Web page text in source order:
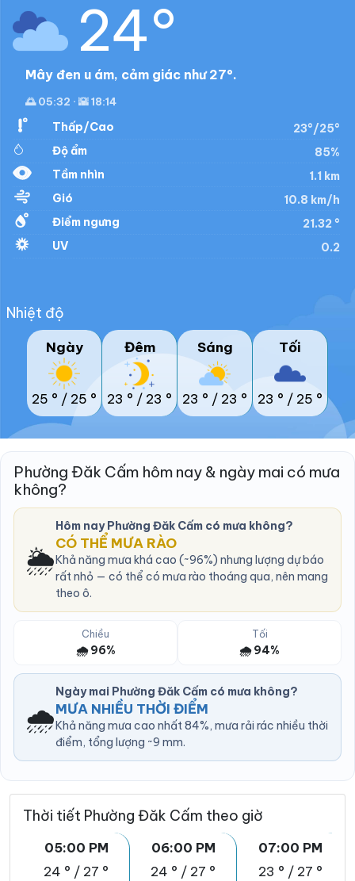
24°
Mây đen u ám, cảm giác như 27°.
🌅 05:32 · 🌇 18:14
Thấp/Cao
23°/25°
Độ ẩm
85%
Tầm nhìn
1.1 km
Gió
10.8 km/h
Điểm ngưng
21.32 °
UV
0.2
Nhiệt độ
Ngày
25 ° / 25 °
Đêm
23 ° / 23 °
Sáng
23 ° / 23 °
Tối
23 ° / 25 °
Phường Đăk Cấm hôm nay & ngày mai có mưa
không?
🌦️
Hôm nay Phường Đăk Cấm có mưa không?
CÓ THỂ MƯA RÀO
Khả năng mưa khá cao (~96%) nhưng lượng dự báo
rất nhỏ — có thể có mưa rào thoáng qua, nên mang
theo ô.
Chiều
🌧️ 96%
Tối
🌧️ 94%
🌧️
Ngày mai Phường Đăk Cấm có mưa không?
MƯA NHIỀU THỜI ĐIỂM
Khả năng mưa cao nhất 84%, mưa rải rác nhiều thời
điểm, tổng lượng ~9 mm.
Thời tiết Phường Đăk Cấm theo giờ
05:00 PM
24 ° / 27 °
06:00 PM
24 ° / 27 °
07:00 PM
23 ° / 27 °